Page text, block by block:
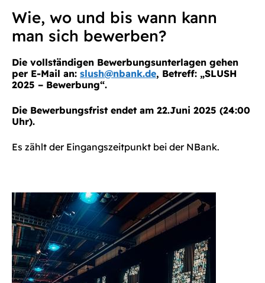
Wie, wo und bis wann kann
man sich bewerben?
Die vollständigen Bewerbungsunterlagen gehen
per E-Mail an: slush@nbank.de, Betreff: „SLUSH
2025 – Bewerbung“.
Die Bewerbungsfrist endet am 22.Juni 2025 (24:00
Uhr).
Es zählt der Eingangszeitpunkt bei der NBank.